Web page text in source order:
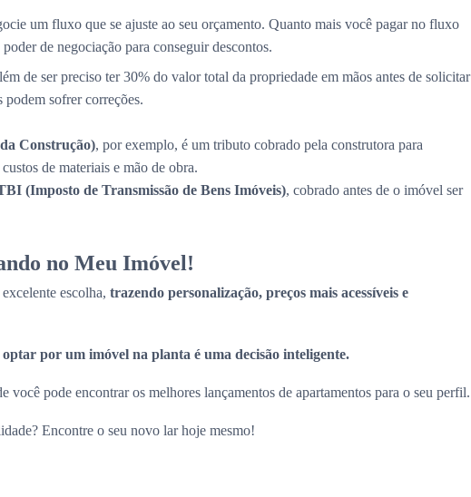
um fluxo que se ajuste ao seu orçamento. Quanto mais você pagar no fluxo
de negociação para conseguir descontos.
de ser preciso ter 30% do valor total da propriedade em mãos antes de solicitar
podem sofrer correções.
Construção), por exemplo, é um tributo cobrado pela construtora para
de materiais e mão de obra.
(Imposto de Transmissão de Bens Imóveis), cobrado antes de o imóvel ser
no Meu Imóvel!
escolha, trazendo personalização, preços mais acessíveis e
optar por um imóvel na planta é uma decisão inteligente.
você pode encontrar os melhores lançamentos de apartamentos para o seu perfil.
Encontre o seu novo lar hoje mesmo!